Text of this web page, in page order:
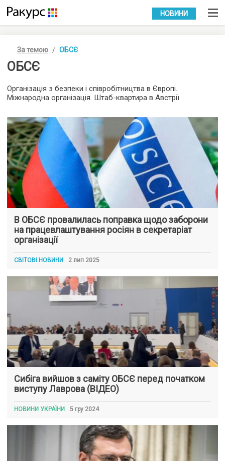
УКР РУС
НОВИНИ
За темою ОБСЄ
ОБСЄ
Організація з безпеки і співробітництва в Європі.
Міжнародна організація. Штаб-квартира в Австрії.
В ОБСЄ провалилась поправка щодо заборони
на працевлаштування росіян в секретаріат
організації
СВІТОВІ НОВИНИ 2 лип 2025
Сибіга вийшов з саміту ОБСЄ перед початком
виступу Лаврова (ВІДЕО)
НОВИНИ УКРАЇНИ 5 гру 2024